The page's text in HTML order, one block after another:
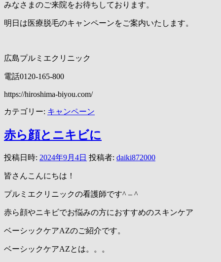
みなさまのご来院をお待ちしております。
明日は医療脱毛のキャンペーンをご案内いたします。
広島プルミエクリニック
電話0120-165-800
https://hiroshima-biyou.com/
カテゴリー: キャンペーン
赤ら顔とニキビに
投稿日時: 2024年9月4日 投稿者: daiki872000
皆さんこんにちは！
プルミエクリニックの看護師です^ – ^
赤ら顔やニキビでお悩みの方におすすめのスキンケア
ベーシックケアAZのご紹介です。
ベーシックケアAZとは。。。